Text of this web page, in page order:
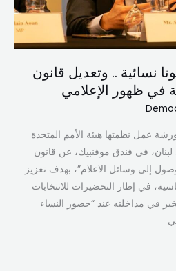
نسائية .. وتعديل قانون
في ظهور الإعلامي
عمل نظمتها هيئة الأمم المتحدة
لبنان، في فندق موفنبيك، عن قانون
إلى وسائل الاعلام”، بهدف تعزيز
في إطار التحضيرات للانتخابات
في مداخلته عند “حضور النساء